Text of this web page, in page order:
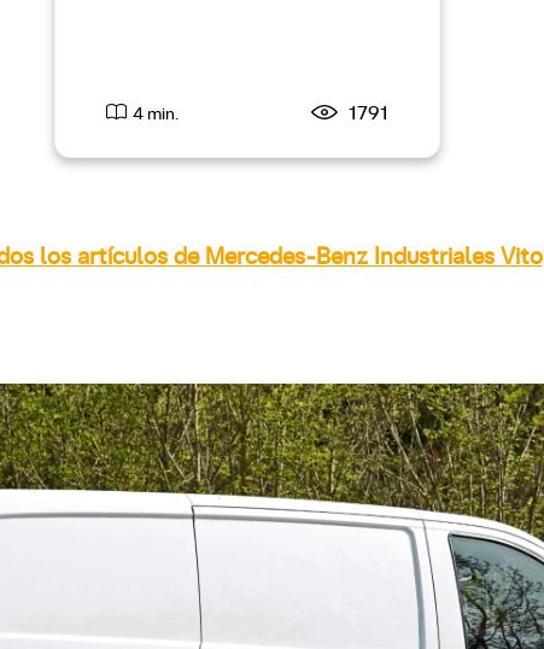
4 min. 1791
los artículos de Mercedes-Benz Industriales Vito